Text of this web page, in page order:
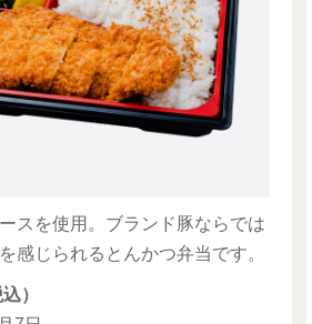
スを使用。ブランド豚ならでは
感じられるとんかつ弁当です。
）